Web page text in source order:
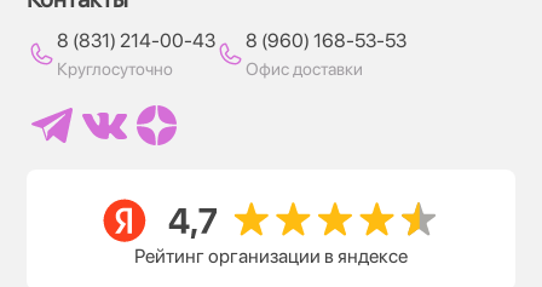
8 (831) 214-00-43
Круглосуточно
8 (960) 168-53-53
Офис доставки
Рейтинг организации в яндексе